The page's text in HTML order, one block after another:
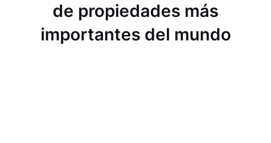
de propiedades más
importantes del mundo